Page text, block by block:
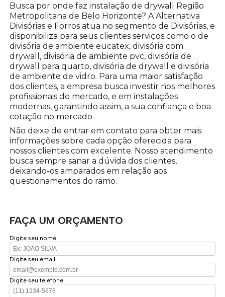
Busca por onde faz instalação de drywall Região
Metropolitana de Belo Horizonte? A Alternativa
Divisórias e Forros atua no segmento de Divisórias, e
disponibiliza para seus clientes serviços como o de
divisória de ambiente eucatex, divisória com
drywall, divisória de ambiente pvc, divisória de
drywall para quarto, divisória de drywall e divisória
de ambiente de vidro. Para uma maior satisfação
dos clientes, a empresa busca investir nos melhores
profissionais do mercado, e em instalações
modernas, garantindo assim, a sua confiança e boa
cotação no mercado.
Não deixe de entrar em contato para obter mais
informações sobre cada opção oferecida para
nossos clientes com excelente. Nosso atendimento
busca sempre sanar a dúvida dos clientes,
deixando-os amparados em relação aos
questionamentos do ramo.
FAÇA UM ORÇAMENTO
Digite seu nome
Digite seu email
Digite seu telefone